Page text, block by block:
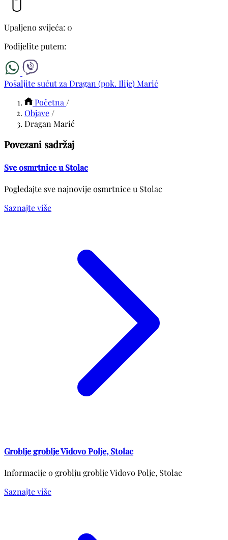
Upaljeno svijeća: 0
Podijelite putem:
Pošaljite sućut za Dragan (pok. Ilije) Marić
Početna /
Objave /
Dragan Marić
Povezani sadržaj
Sve osmrtnice u Stolac
Pogledajte sve najnovije osmrtnice u Stolac
Saznajte više
Groblje groblje Vidovo Polje, Stolac
Informacije o groblju groblje Vidovo Polje, Stolac
Saznajte više